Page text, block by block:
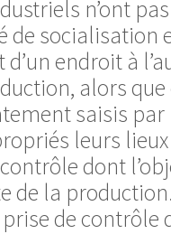
n’ont
de socialisation
endroit à
alors que
saisis
leurs
dont
de la
de contrôle